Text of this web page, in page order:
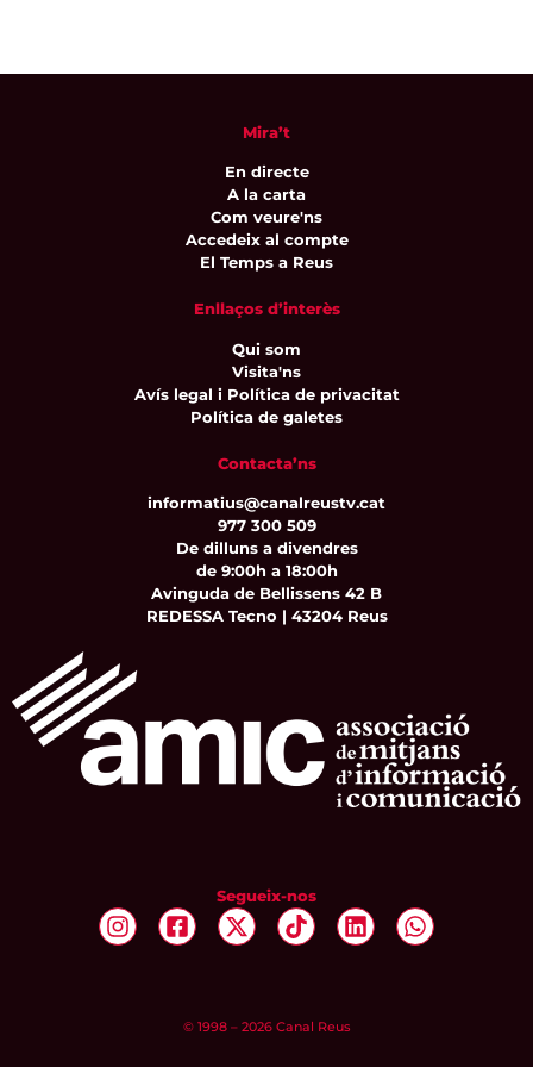
Mira’t
En directe
A la carta
Com veure'ns
Accedeix al compte
El Temps a Reus
Enllaços d’interès
Qui som
Visita'ns
Avís legal i Política de privacitat
Política de galetes
Contacta’ns
informatius@canalreustv.cat
977 300 509
De dilluns a divendres
de 9:00h a 18:00h
Avinguda de Bellissens 42 B
REDESSA Tecno | 43204 Reus
Segueix-nos
© 1998 – 2026 Canal Reus